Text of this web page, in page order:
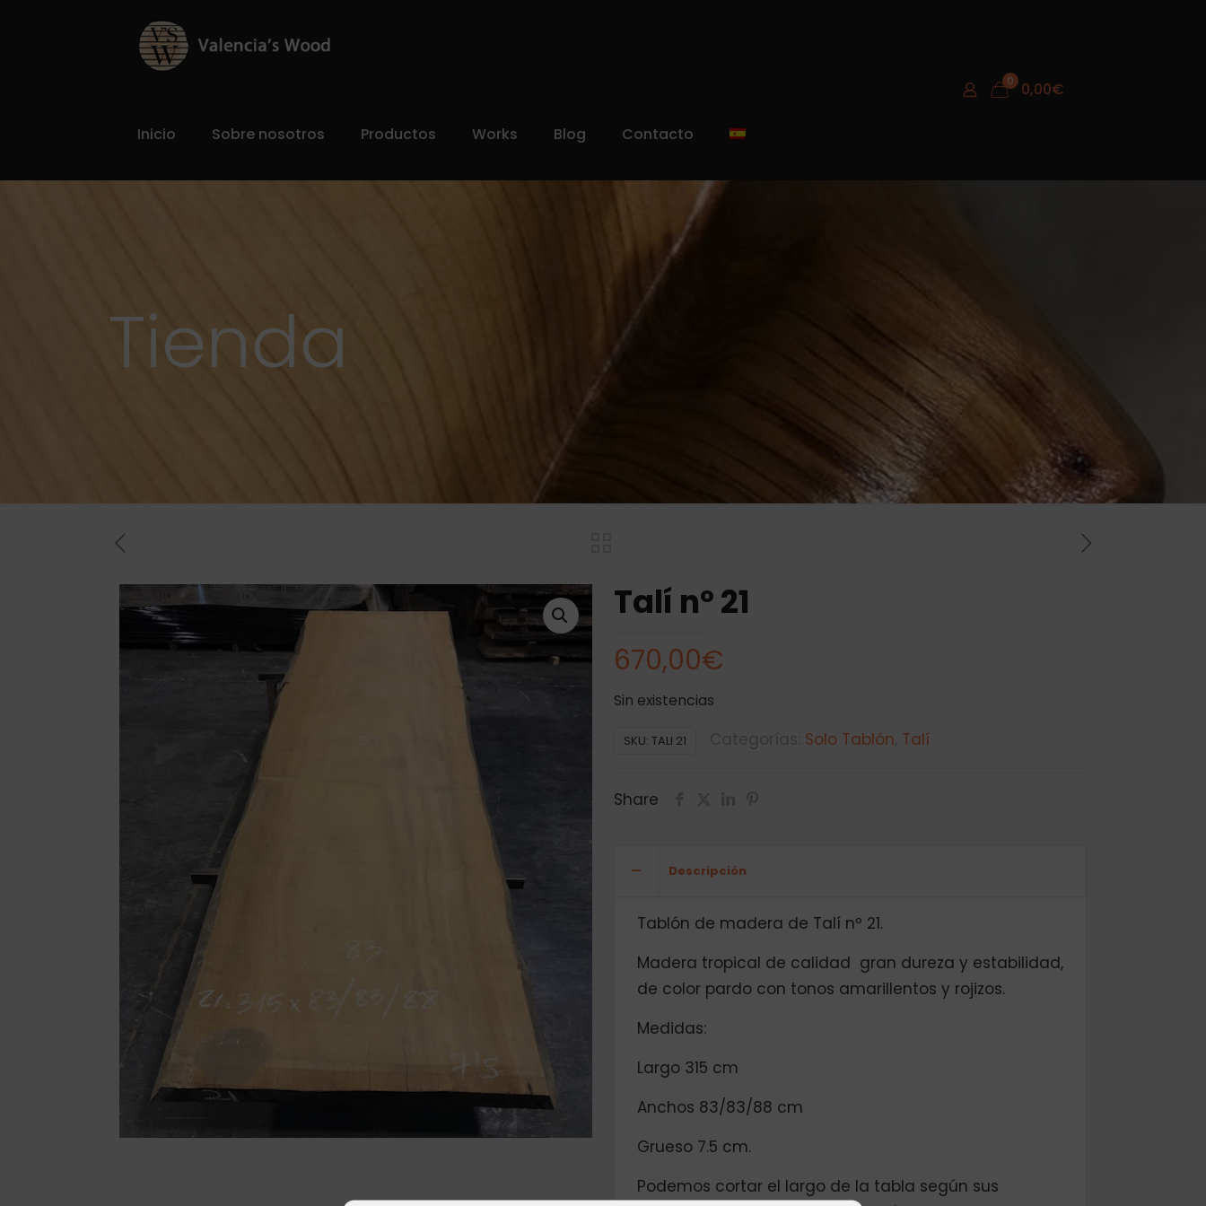
Inicio Sobre nosotros Productos Works Blog Contacto
0 0,00€
Tienda
Talí nº 21
670,00€
Sin existencias
SKU: TALI 21 Solo Tablón Talí
Share
Descripción
Tablón de madera de Talí nº 21.
Madera tropical de calidad gran dureza y estabilidad,
de color pardo con tonos amarillentos y rojizos.
Medidas:
Largo 315 cm
Anchos 83/83/88 cm
Grueso 7.5 cm.
Podemos cortar el largo de la tabla según sus